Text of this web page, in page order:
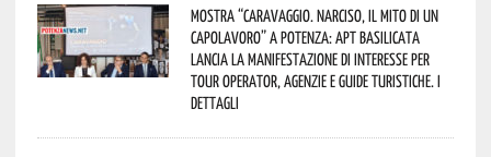
Mostra “Caravaggio. Narciso, il mito di un
capolavoro” a Potenza: APT Basilicata
lancia la manifestazione di interesse per
Tour Operator, Agenzie e Guide Turistiche. I
dettagli